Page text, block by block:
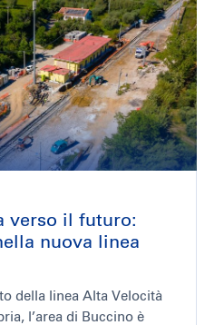
verso il futuro:
nuova linea
della linea Alta Velocità
l’area di Buccino è